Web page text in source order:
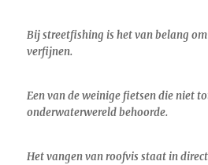
Bij streetfishing is het van belang
verfijnen.
Een van de weinige fietsen die niet
onderwaterwereld behoorde.
Het vangen van roofvis staat in